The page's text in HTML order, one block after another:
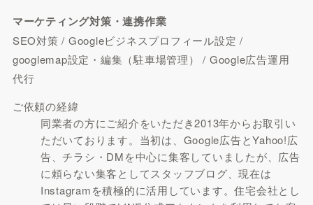
マーケティング対策・連携作業
SEO対策 / Googleビジネスプロフィール設定 /
googlemap設定・編集（駐車場管理） / Google広告運用
代行
ご依頼の経緯
同業者の方にご紹介をいただき2013年からお取引い
ただいております。当初は、Google広告とYahoo!広
告、チラシ・DMを中心に集客していましたが、広告
に頼らない集客としてスタッフブログ、現在は
Instagramを積極的に活用しています。住宅会社とし